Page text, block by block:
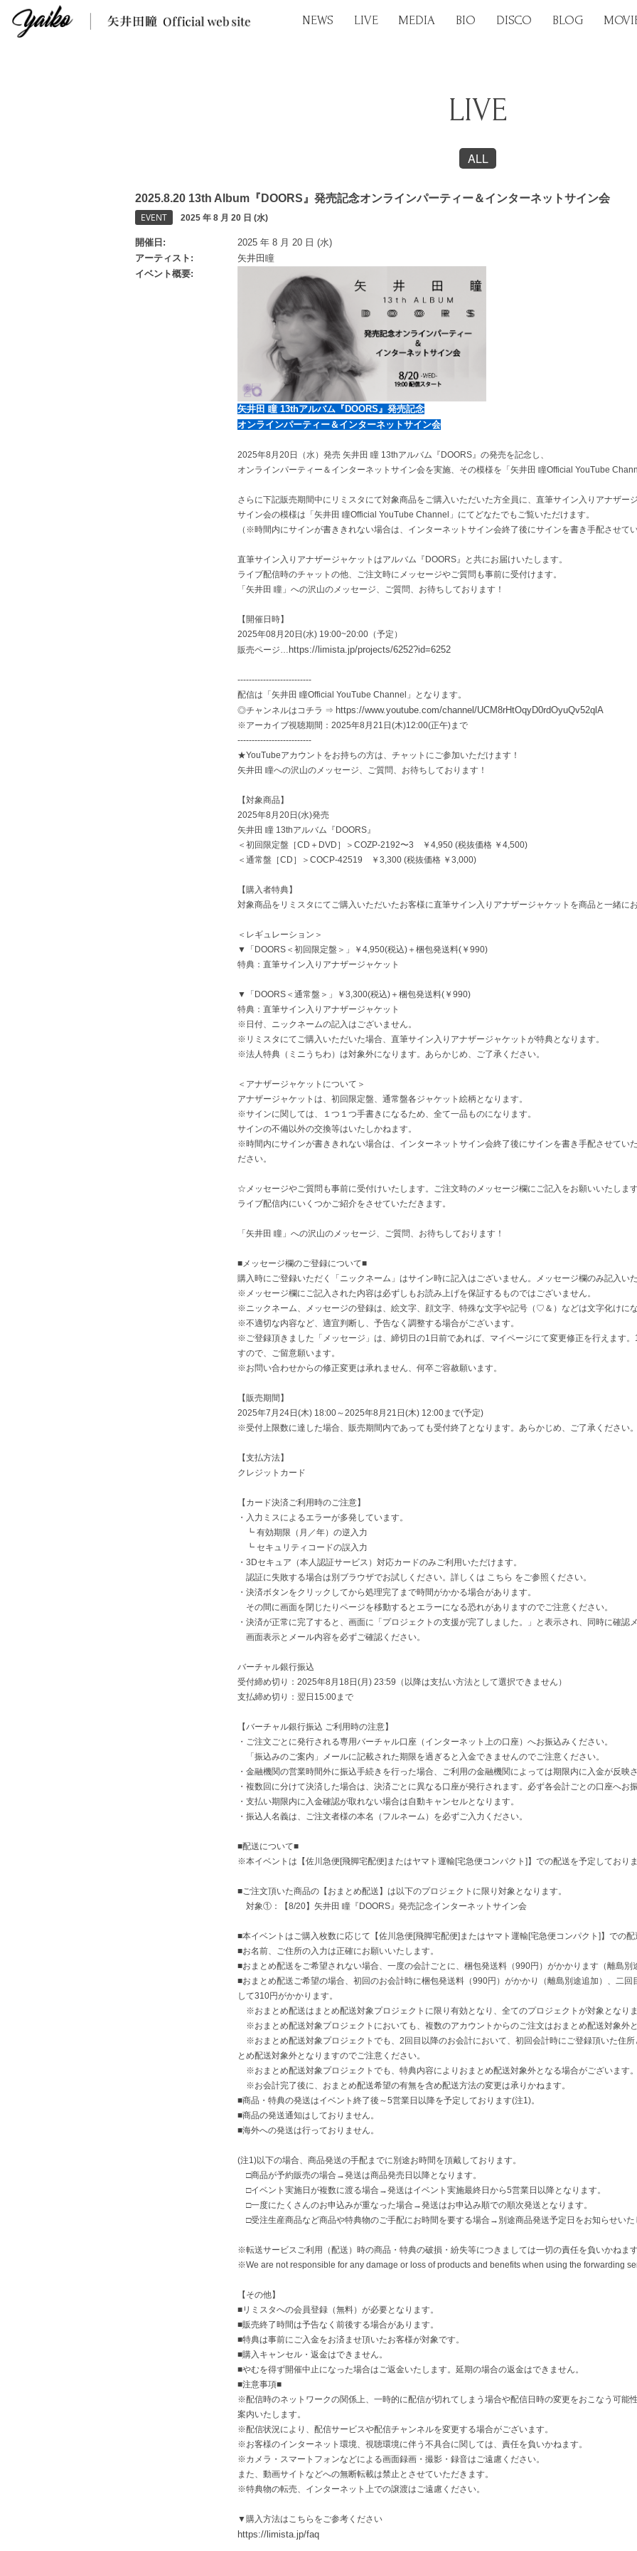
NEWS LIVE MEDIA BIO DISCO BLOG
LIVE
ALL
2025.8.20 13th Album『DOORS』発売記念オンラインパーティー＆インターネットサイン会
EVENT 2025 年 8 月 20 日 (水)
開催日
2025 年 8 月 20 日 (水)
アーティスト
矢井田瞳
イベント概要
矢井田 瞳 13thアルバム『DOORS』発売記念
オンラインパーティー＆インターネットサイン会
2025年8月20日（水）発売 矢井田 瞳 13thアルバム『DOORS』の発売を記念し、
オンラインパーティー＆インターネットサイン会を実施、その模様を「矢井田 瞳Official YouTube
さらに下記販売期間中にリミスタにて対象商品をご購入いただいた方全員に、直筆サイン入りアナザー
サイン会の模様は「矢井田 瞳Official YouTube Channel」にてどなたでもご覧いただけます。
（※時間内にサインが書ききれない場合は、インターネットサイン会終了後にサインを書き手配させて
直筆サイン入りアナザージャケットはアルバム『DOORS』と共にお届けいたします。
ライブ配信時のチャットの他、ご注文時にメッセージやご質問も事前に受付けます。
「矢井田 瞳」への沢山のメッセージ、ご質問、お待ちしております！
【開催日時】
2025年08月20日(水) 19:00~20:00（予定）
販売ページ… https://limista.jp/projects/6252?id=6252
--------------------------
配信は「矢井田 瞳Official YouTube Channel」となります。
◎チャンネルはコチラ ⇒ https://www.youtube.com/channel/UCM8rHtOqyD0rdOyuQv52qlA
※アーカイブ視聴期間：2025年8月21日(木)12:00(正午)まで
--------------------------
★YouTubeアカウントをお持ちの方は、チャットにご参加いただけます！
矢井田 瞳への沢山のメッセージ、ご質問、お待ちしております！
【対象商品】
2025年8月20日(水)発売
矢井田 瞳 13thアルバム『DOORS』
＜初回限定盤［CD＋DVD］＞COZP-2192〜3 ￥4,950 (税抜価格 ￥4,500)
＜通常盤［CD］＞COCP-42519 ￥3,300 (税抜価格 ￥3,000)
【購入者特典】
対象商品をリミスタにてご購入いただいたお客様に直筆サイン入りアナザージャケットを商品と一緒に
＜レギュレーション＞
▼「DOORS＜初回限定盤＞」￥4,950(税込)＋梱包発送料(￥990)
特典：直筆サイン入りアナザージャケット
▼「DOORS＜通常盤＞」￥3,300(税込)＋梱包発送料(￥990)
特典：直筆サイン入りアナザージャケット
※日付、ニックネームの記入はございません。
※リミスタにてご購入いただいた場合、直筆サイン入りアナザージャケットが特典となります。
※法人特典（ミニうちわ）は対象外になります。あらかじめ、ご了承ください。
＜アナザージャケットについて＞
アナザージャケットは、初回限定盤、通常盤各ジャケット絵柄となります。
※サインに関しては、１つ１つ手書きになるため、全て一品ものになります。
サインの不備以外の交換等はいたしかねます。
※時間内にサインが書ききれない場合は、インターネットサイン会終了後にサインを書き手配させてい
ださい。
☆メッセージやご質問も事前に受付けいたします。ご注文時のメッセージ欄にご記入をお願いいたします
ライブ配信内にいくつかご紹介をさせていただきます。
「矢井田 瞳」への沢山のメッセージ、ご質問、お待ちしております！
■メッセージ欄のご登録について■
購入時にご登録いただく「ニックネーム」はサイン時に記入はございません。メッセージ欄のみ記入いた
※メッセージ欄にご記入された内容は必ずしもお読み上げを保証するものではございません。
※ニックネーム、メッセージの登録は、絵文字、顔文字、特殊な文字や記号（♡＆）などは文字化けに
※不適切な内容など、適宜判断し、予告なく調整する場合がございます。
※ご登録頂きました「メッセージ」は、締切日の1日前であれば、マイページにて変更修正を行えます
すので、ご留意願います。
※お問い合わせからの修正変更は承れません、何卒ご容赦願います。
【販売期間】
2025年7月24日(木) 18:00～2025年8月21日(木) 12:00まで(予定)
※受付上限数に達した場合、販売期間内であっても受付終了となります。あらかじめ、ご了承ください。
【支払方法】
クレジットカード
【カード決済ご利用時のご注意】
・入力ミスによるエラーが多発しています。
┗ 有効期限（月／年）の逆入力
┗ セキュリティコードの誤入力
・3Dセキュア（本人認証サービス）対応カードのみご利用いただけます。
認証に失敗する場合は別ブラウザでお試しください。詳しくは こちら をご参照ください。
・決済ボタンをクリックしてから処理完了まで時間がかかる場合があります。
その間に画面を閉じたりページを移動するとエラーになる恐れがありますのでご注意ください。
・決済が正常に完了すると、画面に「プロジェクトの支援が完了しました。」と表示され、同時に確認
画面表示とメール内容を必ずご確認ください。
バーチャル銀行振込
受付締め切り：2025年8月18日(月) 23:59（以降は支払い方法として選択できません）
支払締め切り：翌日15:00まで
【バーチャル銀行振込 ご利用時の注意】
・ご注文ごとに発行される専用バーチャル口座（インターネット上の口座）へお振込みください。
「振込みのご案内」メールに記載された期限を過ぎると入金できませんのでご注意ください。
・金融機関の営業時間外に振込手続きを行った場合、ご利用の金融機関によっては期限内に入金が反映
・複数回に分けて決済した場合は、決済ごとに異なる口座が発行されます。必ず各会計ごとの口座へお
・支払い期限内に入金確認が取れない場合は自動キャンセルとなります。
・振込人名義は、ご注文者様の本名（フルネーム）を必ずご入力ください。
■配送について■
※本イベントは【佐川急便[飛脚宅配便]またはヤマト運輸[宅急便コンパクト]】での配送を予定しておりま
■ご注文頂いた商品の【おまとめ配送】は以下のプロジェクトに限り対象となります。
対象①：【8/20】矢井田 瞳『DOORS』発売記念インターネットサイン会
■本イベントはご購入枚数に応じて【佐川急便[飛脚宅配便]またはヤマト運輸[宅急便コンパクト]】での配
■お名前、ご住所の入力は正確にお願いいたします。
■おまとめ配送をご希望されない場合、一度の会計ごとに、梱包発送料（990円）がかかります（離島別
■おまとめ配送ご希望の場合、初回のお会計時に梱包発送料（990円）がかかり（離島別途追加）、二回
して310円がかかります。
※おまとめ配送はまとめ配送対象プロジェクトに限り有効となり、全てのプロジェクトが対象となりま
※おまとめ配送対象プロジェクトにおいても、複数のアカウントからのご注文はおまとめ配送対象外
※おまとめ配送対象プロジェクトでも、2回目以降のお会計において、初回会計時にご登録頂いた住所
とめ配送対象外となりますのでご注意ください。
※おまとめ配送対象プロジェクトでも、特典内容によりおまとめ配送対象外となる場合がございます。
※お会計完了後に、おまとめ配送希望の有無を含め配送方法の変更は承りかねます。
■商品・特典の発送はイベント終了後～5営業日以降を予定しております(注1)。
■商品の発送通知はしておりません。
■海外への発送は行っておりません。
(注1)以下の場合、商品発送の手配までに別途お時間を頂戴しております。
□商品が予約販売の場合→発送は商品発売日以降となります。
□イベント実施日が複数に渡る場合→発送はイベント実施最終日から5営業日以降となります。
□一度にたくさんのお申込みが重なった場合→発送はお申込み順での順次発送となります。
□受注生産商品など商品や特典物のご手配にお時間を要する場合→別途商品発送予定日をお知らせいた
※転送サービスご利用（配送）時の商品・特典の破損・紛失等につきましては一切の責任を負いかねます
※We are not responsible for any damage or loss of products and benefits when using the forwarding
【その他】
■リミスタへの会員登録（無料）が必要となります。
■販売終了時間は予告なく前後する場合があります。
■特典は事前にご入金をお済ませ頂いたお客様が対象です。
■購入キャンセル・返金はできません。
■やむを得ず開催中止になった場合はご返金いたします。延期の場合の返金はできません。
■注意事項■
※配信時のネットワークの関係上、一時的に配信が切れてしまう場合や配信日時の変更をおこなう可能
案内いたします。
※配信状況により、配信サービスや配信チャンネルを変更する場合がございます。
※お客様のインターネット環境、視聴環境に伴う不具合に関しては、責任を負いかねます。
※カメラ・スマートフォンなどによる画面録画・撮影・録音はご遠慮ください。
また、動画サイトなどへの無断転載は禁止とさせていただきます。
※特典物の転売、インターネット上での譲渡はご遠慮ください。
▼購入方法はこちらをご参考ください
https://limista.jp/faq